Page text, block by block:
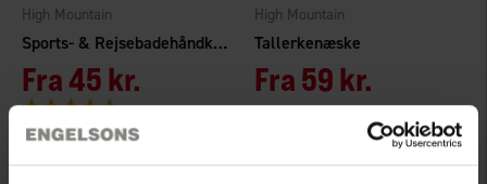
Sports- & Rejsebadehåndklæde 120x60 cm
High Mountain
Fra45 kr.
Vurdering: 4.5 ud af 5 stjerner
Tallerkenæske
High Mountain
Fra59 kr.